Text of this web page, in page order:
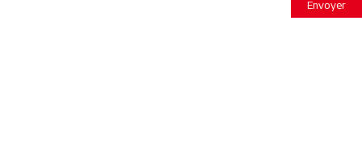
Envoyer